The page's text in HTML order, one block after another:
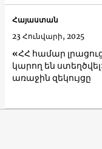
«ՀՀ համար
կարող են
առաջին զեկույցը
Հայաստան
23 Հունվարի, 2025